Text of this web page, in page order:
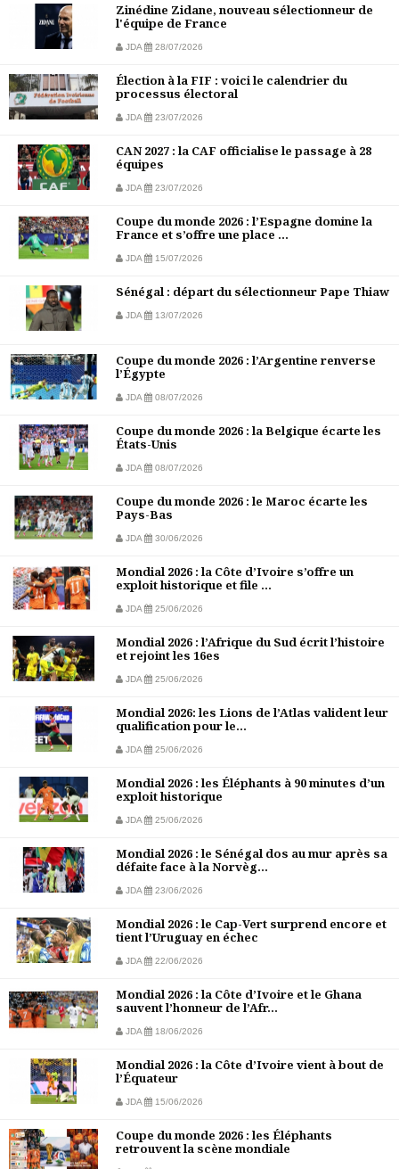
Zinédine Zidane, nouveau sélectionneur de
l'équipe de France
JDA 28/07/2026
Élection à la FIF : voici le calendrier du
processus électoral
JDA 23/07/2026
CAN 2027 : la CAF officialise le passage à 28
équipes
JDA 23/07/2026
Coupe du monde 2026 : l’Espagne domine la
France et s’offre une place ...
JDA 15/07/2026
Sénégal : départ du sélectionneur Pape Thiaw
JDA 13/07/2026
Coupe du monde 2026 : l’Argentine renverse
l’Égypte
JDA 08/07/2026
Coupe du monde 2026 : la Belgique écarte les
États-Unis
JDA 08/07/2026
Coupe du monde 2026 : le Maroc écarte les
Pays-Bas
JDA 30/06/2026
Mondial 2026 : la Côte d’Ivoire s’offre un
exploit historique et file ...
JDA 25/06/2026
Mondial 2026 : l’Afrique du Sud écrit l’histoire
et rejoint les 16es
JDA 25/06/2026
Mondial 2026: les Lions de l’Atlas valident leur
qualification pour le...
JDA 25/06/2026
Mondial 2026 : les Éléphants à 90 minutes d’un
exploit historique
JDA 25/06/2026
Mondial 2026 : le Sénégal dos au mur après sa
défaite face à la Norvèg...
JDA 23/06/2026
Mondial 2026 : le Cap-Vert surprend encore et
tient l’Uruguay en échec
JDA 22/06/2026
Mondial 2026 : la Côte d’Ivoire et le Ghana
sauvent l’honneur de l’Afr...
JDA 18/06/2026
Mondial 2026 : la Côte d’Ivoire vient à bout de
l’Équateur
JDA 15/06/2026
Coupe du monde 2026 : les Éléphants
retrouvent la scène mondiale